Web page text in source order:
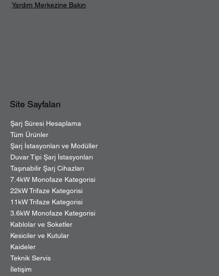
Yardım Merkezine Bakın
Site Sayfaları
Şarj Süresi Hesaplama
Tüm Ürünler
Şarj İstasyonları ve Modüller
Duvar Tipi Şarj İstasyonları
Taşınabilir Şarj Cihazları
7.4kW Monofaze Kategorisi
22kW Trifaze Kategorisi
11kW Trifaze Kategorisi
3.6kW Monofaze Kategorisi
Kablolar ve Soketler
Kesiciler ve Kutular
Kaideler
Teknik Servis
İletişim